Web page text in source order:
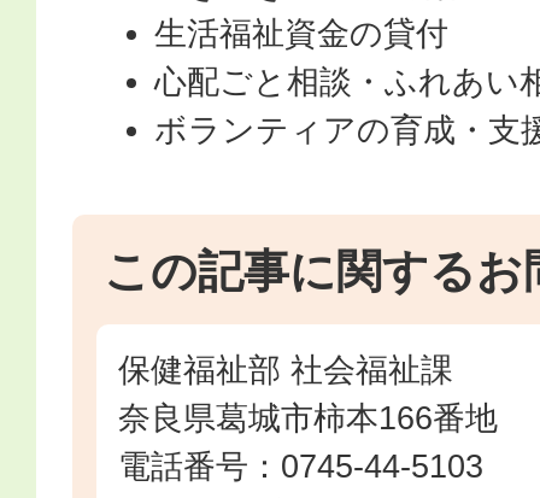
生活福祉資金の貸付
心配ごと相談・ふれあい
ボランティアの育成・支
この記事に関するお
保健福祉部 社会福祉課
奈良県葛城市柿本166番地
電話番号：0745-44-5103